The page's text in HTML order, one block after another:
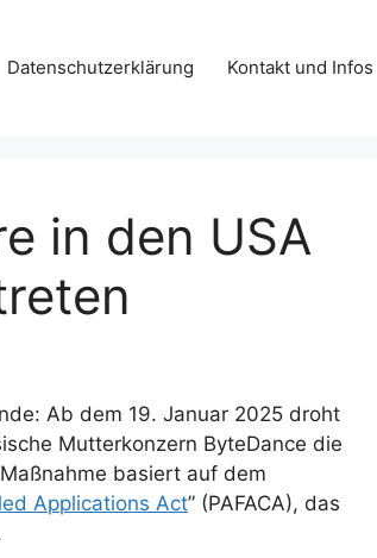
Datenschutzerklärung Kontakt und Infos
in den USA
Ab dem 19. Januar 2025 droht
Mutterkonzern ByteDance die
basiert auf dem
Applications Act” (PAFACA), das